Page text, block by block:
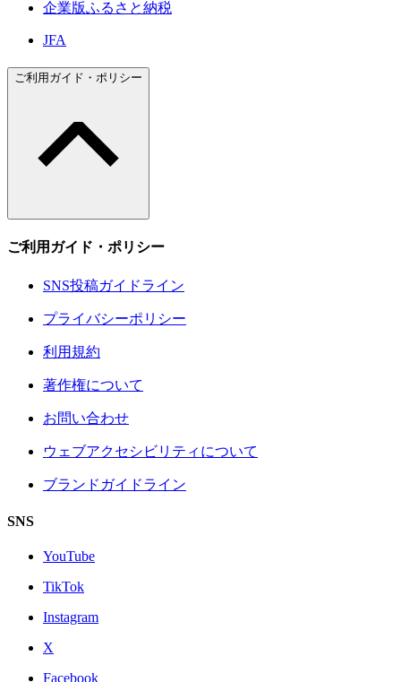
企業版ふるさと納税
JFA
ご利用ガイド・ポリシー
ご利用ガイド・ポリシー
SNS投稿ガイドライン
プライバシーポリシー
利用規約
著作権について
お問い合わせ
ウェブアクセシビリティについて
ブランドガイドライン
SNS
YouTube
TikTok
Instagram
X
Facebook